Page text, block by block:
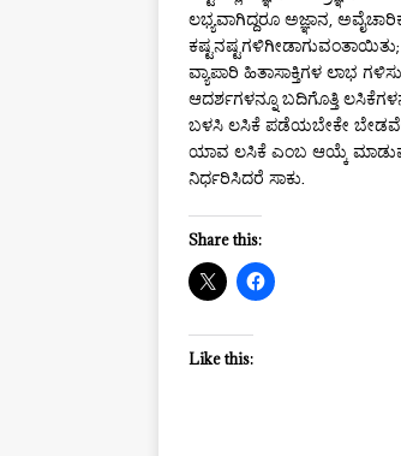
ಲಭ್ಯವಾಗಿದ್ದರೂ ಅಜ್ಞಾನ,
ವ್ಯಾಪಾರಿ ಹಿತಾಸಾಕ್ತಿಗಳ ಲಾಭ
ಆದರ್ಶಗಳನ್ನೂ ಬದಿಗೊತ್ತಿ
ಬಳಸಿ ಲಸಿಕೆ ಪಡೆಯಬೇಕೇ
ಯಾವ ಲಸಿಕೆ ಎಂಬ ಆಯ್ಕೆ
ನಿರ್ಧರಿಸಿದರೆ ಸಾಕು.
Share this:
Like this: